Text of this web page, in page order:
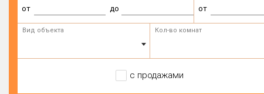
от до от
Вид объекта Кол-во комнат
с продажами